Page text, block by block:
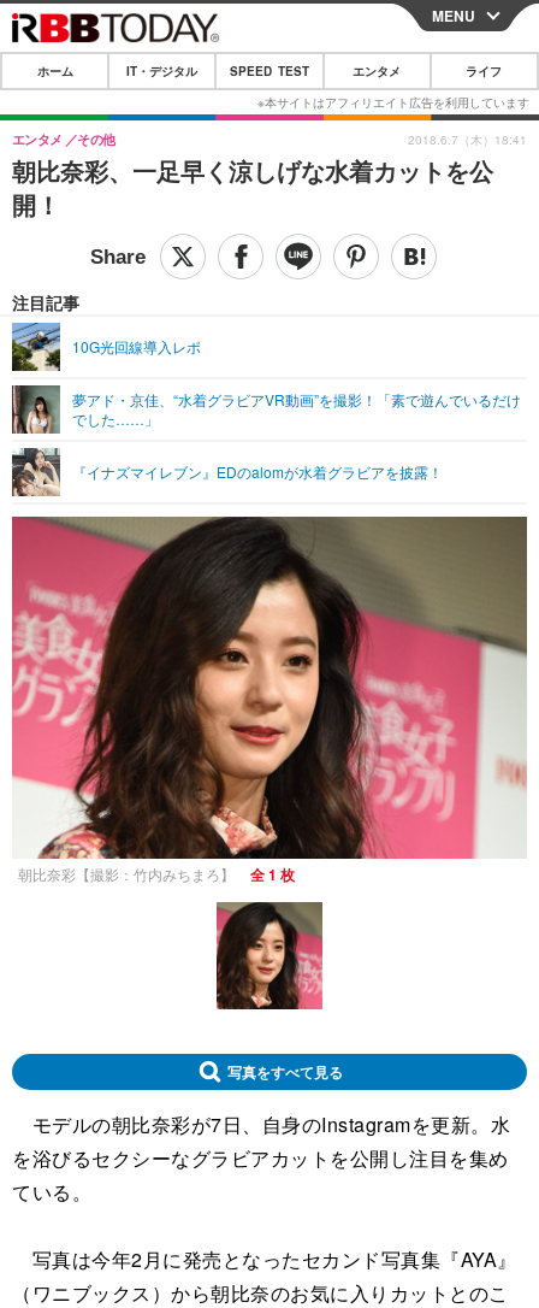
CLOSE
ホーム
IT・デジタル
IT・デジタルTOP スマートフォン
ショッピング その他
SPEED TEST
エンタメTOP 映画・ドラマ
グラビア
ショッピング その他
ライフTOP
その他
リリース一覧
プッシュ通知の停止方法
MENU
ホーム IT・デジタル SPEED TEST エンタメ ライフ
朝比奈彩、一足早く涼しげな水着カットを公
開！
エンタメ その他
注目記事
10G光回線導入レポ
夢アド・京佳、“水着グラビアVR動画”を撮影！「素で遊んでいるだけ
でした……」
『イナズマイレブン』EDのalomが水着グラビアを披露！
2018.6.7（木）18:41
朝比奈彩【撮影：竹内みちまろ】 全 1 枚
写真をすべて見る
モデルの朝比奈彩が7日、自身のInstagramを更新。水
を浴びるセクシーなグラビアカットを公開し注目を集め
ている。
写真は今年2月に発売となったセカンド写真集『AYA』
（ワニブックス）から朝比奈のお気に入りカットとのこ